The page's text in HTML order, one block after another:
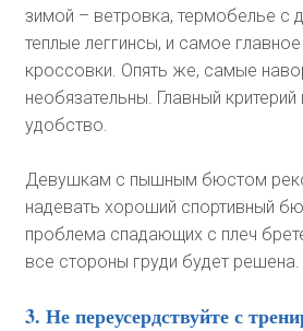
зимой – ветровка, термобелье с
теплые леггинсы, и самое
кроссовки. Опять же, самые
необязательны. Главный
удобство.
Девушкам с пышным бюстом
надевать хороший спортивный
проблема спадающих с плеч
все стороны груди будет решена.
3. Не переусердствуйте с